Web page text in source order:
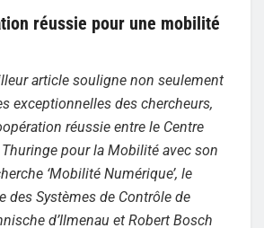
réussie pour une mobilité
article souligne non seulement
exceptionnelles des chercheurs,
réussie entre le Centre
pour la Mobilité avec son
‘Mobilité Numérique’, le
des Systèmes de Contrôle de
d’Ilmenau et Robert Bosch